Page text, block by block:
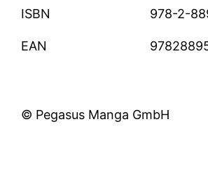
ISBN 978-2-
EAN
© Pegasus Manga GmbH